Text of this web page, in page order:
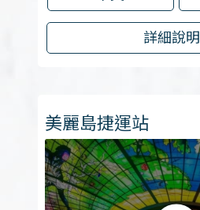
詳細說明
美麗島捷運站